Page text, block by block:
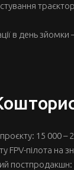
в день
проєкту: 15 000
FPV-пілота на
постпродакшн: